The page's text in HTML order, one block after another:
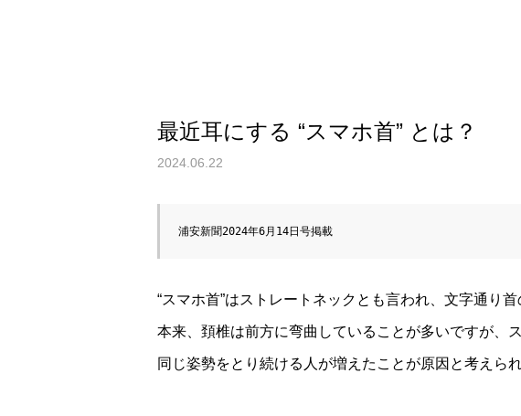
最近耳にする “スマホ首” とは？
2024.06.22
浦安新聞2024年6月14日号掲載
“スマホ首”はストレートネックとも言われ、文字通り
本来、頚椎は前方に弯曲していることが多いですが、
同じ姿勢をとり続ける人が増えたことが原因と考えられ